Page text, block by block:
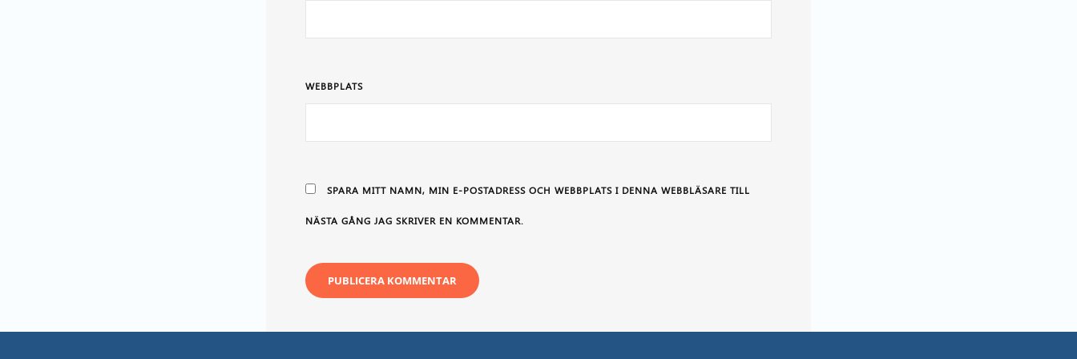
WEBBPLATS
SPARA MITT NAMN, MIN E-POSTADRESS OCH WEBBPLATS I DENNA WEBBLÄSARE TILL
NÄSTA GÅNG JAG SKRIVER EN KOMMENTAR.